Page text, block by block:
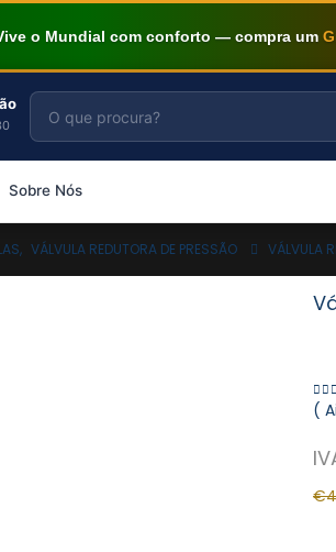
o Mundial com conforto — compra um
Sobre Nós
, VÁLVULA REDUTORA DE PRESSÃO VÁLVULA
0
(
€